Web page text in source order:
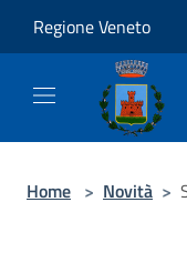
Regione Veneto
Home > Novità >